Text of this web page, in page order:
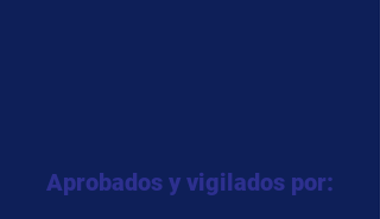
Aprobados y vigilados por: